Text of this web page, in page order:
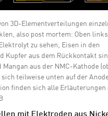
3D-Elementverteilungen
also post mortem: Oben
zu sehen, Eisen in den
Kupfer aus dem Rückkontakt
Mangan aus der NMC-Kathode
teilweise unten auf der
finden sich alle Erläuterungen
mit Elektroden aus